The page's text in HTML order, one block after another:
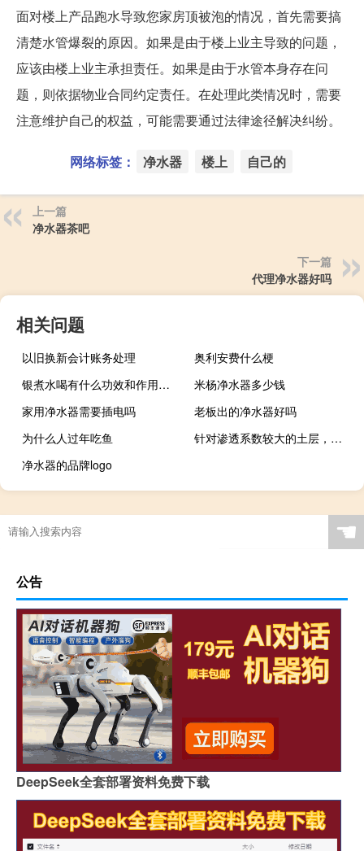
面对楼上产品跑水导致您家房顶被泡的情况，首先需要搞
清楚水管爆裂的原因。如果是由于楼上业主导致的问题，
应该由楼上业主承担责任。如果是由于水管本身存在问
题，则依据物业合同约定责任。在处理此类情况时，需要
注意维护自己的权益，可能需要通过法律途径解决纠纷。
网络标签： 净水器 楼上 自己的
上一篇
净水器茶吧
下一篇
代理净水器好吗
相关问题
以旧换新会计账务处理
奥利安费什么梗
银煮水喝有什么功效和作用（橘红莓茶有什么功效和作用）
米杨净水器多少钱
家用净水器需要插电吗
老板出的净水器好吗
为什么人过年吃鱼
针对渗透系数较大的土层，适宜采用的降水技术是（ ）降水。
净水器的品牌logo
☚
公告
DeepSeek全套部署资料免费下载